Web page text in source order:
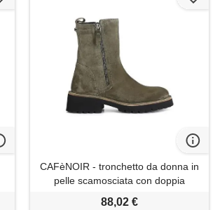
CAFèNOIR - tronchetto da donna in
pelle scamosciata con doppia
cerniera, da donna, colore bosco,
88,02 €